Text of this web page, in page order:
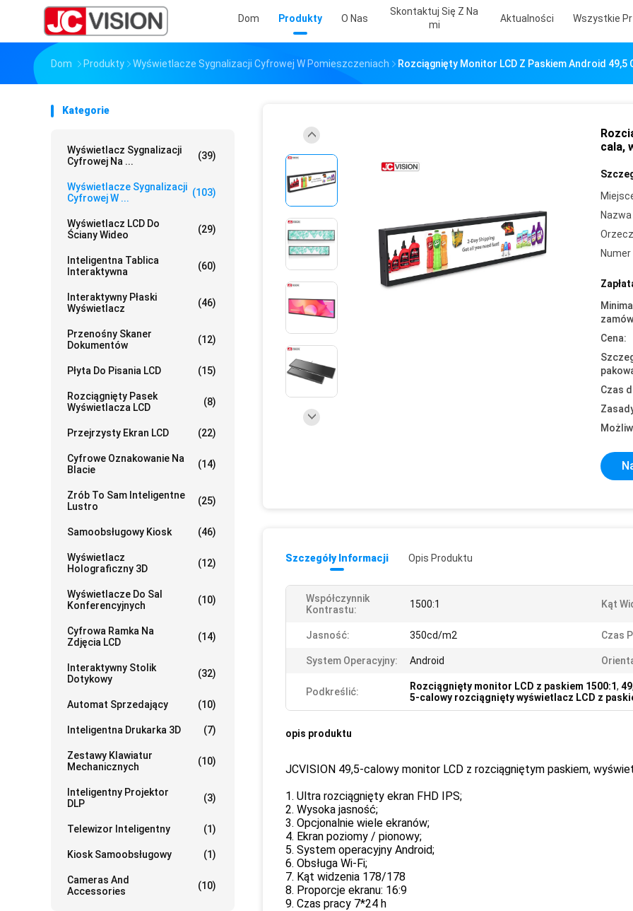
Dom Produkty O Nas
Skontaktuj Się Z Na
Mi
Aktualności Wszystkie
Dom Produkty Wyświetlacze Sygnalizacji Cyfrowej W Pomieszczeniach Rozciągnięty Monitor LCD Z Paskiem Android 49,5
Kategorie
Wyświetlacz Sygnalizacji
Cyfrowej Na ...
(39)
Wyświetlacze Sygnalizacji
Cyfrowej W ...
(103)
Wyświetlacz LCD Do
Ściany Wideo
(29)
Inteligentna Tablica
Interaktywna
(60)
Interaktywny Płaski
Wyświetlacz
(46)
Przenośny Skaner
Dokumentów
(12)
Płyta Do Pisania LCD (15)
Rozciągnięty Pasek
Wyświetlacza LCD
(8)
Przejrzysty Ekran LCD (22)
Cyfrowe Oznakowanie Na
Blacie
(14)
Zrób To Sam Inteligentne
Lustro
(25)
Samoobsługowy Kiosk (46)
Wyświetlacz
Holograficzny 3D
(12)
Wyświetlacze Do Sal
Konferencyjnych
(10)
Cyfrowa Ramka Na
Zdjęcia LCD
(14)
Interaktywny Stolik
Dotykowy
(32)
Automat Sprzedający (10)
Inteligentna Drukarka 3D (7)
Zestawy Klawiatur
Mechanicznych
(10)
Inteligentny Projektor
DLP
(3)
Telewizor Inteligentny (1)
Kiosk Samoobsługowy (1)
Cameras And
Accessories
(10)
cala,
Cena:
Czas
Szczegóły Informacji Opis Produktu
Współczynnik
Kontrastu:
1500:1 Kąt
Jasność: 350cd/m2 Czas
System Operacyjny: Android
Podkreślić: Rozciągnięty monitor LCD z paskiem 1500:1, 49
5-calowy rozciągnięty wyświetlacz LCD z
opis produktu
JCVISION 49,5-calowy monitor LCD z rozciągniętym paskiem,
1. Ultra rozciągnięty ekran FHD IPS;
2. Wysoka jasność;
3. Opcjonalnie wiele ekranów;
4. Ekran poziomy / pionowy;
5. System operacyjny Android;
6. Obsługa Wi-Fi;
7. Kąt widzenia 178/178
8. Proporcje ekranu: 16:9
9. Czas pracy 7*24 h